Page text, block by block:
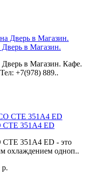
в Магазин.
в Магазин. Кафе.
+7(978) 889..
CTE 351A4 ED
CTE 351A4 ED - это
охлаждением одноп..